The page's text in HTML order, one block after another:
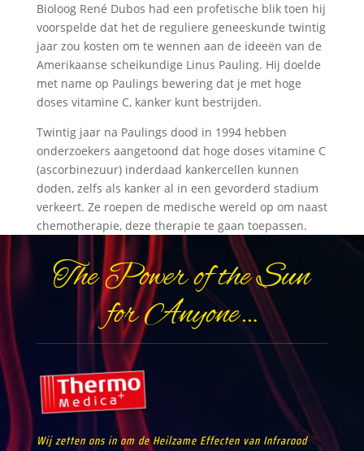
Bioloog René Dubos had een profetische blik toen hij
voorspelde dat het de reguliere geneeskunde twintig
jaar zou kosten om te wennen aan de ideeën van de
Amerikaanse scheikundige Linus Pauling. Hij doelde
met name op Paulings bewering dat je met hoge
doses vitamine C, kanker kunt bestrijden.
Twintig jaar na Paulings dood in 1994 hebben
onderzoekers aangetoond dat hoge doses vitamine C
(ascorbinezuur) inderdaad kankercellen kunnen
doden, zelfs als kanker al in een gevorderd stadium
verkeert. Ze roepen de medische wereld op om naast
chemotherapie, deze therapie te gaan toepassen.
The Power of the Sun
for Anyone…
Wij zetten ons in om de Heilzame Effecten van Infrarood